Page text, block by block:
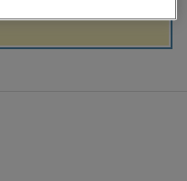
informatyka